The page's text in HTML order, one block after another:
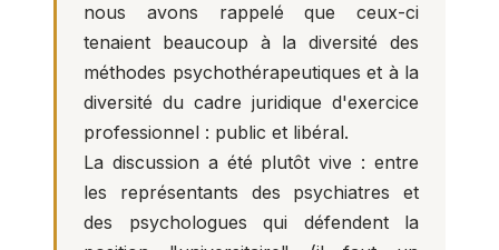
nous avons rappelé que ceux-ci
tenaient beaucoup à la diversité des
méthodes psychothérapeutiques et à la
diversité du cadre juridique d'exercice
professionnel : public et libéral.
La discussion a été plutôt vive : entre
les représentants des psychiatres et
des psychologues qui défendent la